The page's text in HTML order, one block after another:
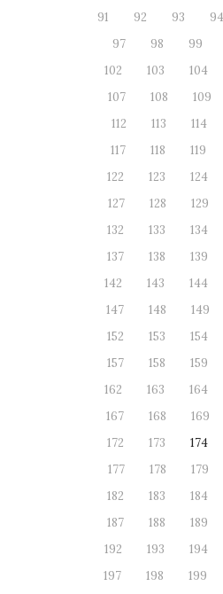
91
92 93 94
97
98 99
102
103 104
107
108 109
112
113 114
117
118 119
122
123 124
127
128 129
132
133 134
137
138 139
142
143 144
147
148 149
152
153 154
157
158 159
162
163 164
167
168 169
172
173 174
177
178 179
182
183 184
187
188 189
192
193 194
197
198 199